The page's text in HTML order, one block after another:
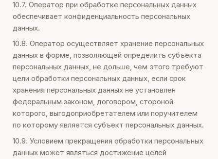
10.7. Оператор при обработке персональных данных
обеспечивает конфиденциальность персональных
данных.
10.8. Оператор осуществляет хранение персональных
данных в форме, позволяющей определить субъекта
персональных данных, не дольше, чем этого требуют
цели обработки персональных данных, если срок
хранения персональных данных не установлен
федеральным законом, договором, стороной
которого, выгодоприобретателем или поручителем
по которому является субъект персональных данных.
10.9. Условием прекращения обработки персональных
данных может являться достижение целей